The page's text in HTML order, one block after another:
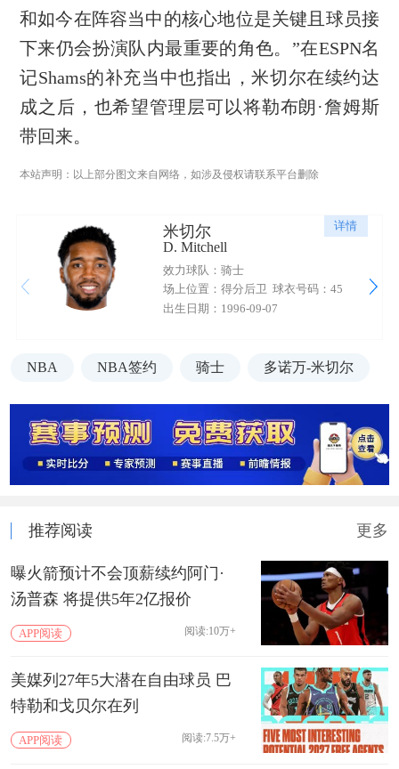
和如今在阵容当中的核心地位是关键且球员接
下来仍会扮演队内最重要的角色。”在ESPN名
记Shams的补充当中也指出，米切尔在续约达
成之后，也希望管理层可以将勒布朗·詹姆斯
带回来。
本站声明：以上部分图文来自网络，如涉及侵权请联系平台删除
详情
米切尔
D. Mitchell
效力球队：骑士
场上位置：得分后卫 球衣号码：45
出生日期：1996-09-07
NBA NBA签约 骑士 多诺万-米切尔
推荐阅读 更多
曝火箭预计不会顶薪续约阿门·
汤普森 将提供5年2亿报价
APP阅读 阅读:10万+
美媒列27年5大潜在自由球员 巴
特勒和戈贝尔在列
APP阅读 阅读:7.5万+